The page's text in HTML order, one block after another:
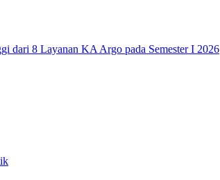
dari 8 Layanan KA Argo pada Semester I 2026